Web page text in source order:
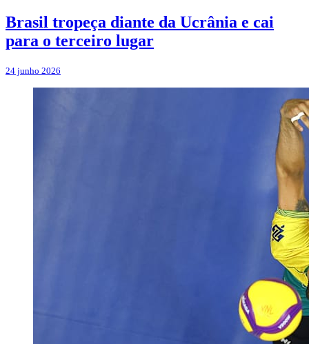
Brasil tropeça diante da Ucrânia e cai
para o terceiro lugar
24 junho 2026